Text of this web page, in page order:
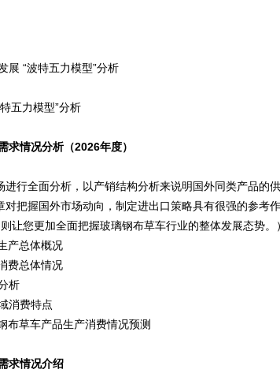
“波特五力模型”分析
力模型”分析
求情况分析（2026年度）
进行全面分析，以产销结构分析来说明国外同类产品的
对把握国外市场动向，制定进出口策略具有很强的参考
让您更加全面把握玻璃钢布草车行业的整体发展态势。）
产总体概况
费总体情况
析
消费特点
草车产品生产消费情况预测
求情况介绍